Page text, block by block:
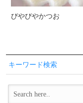
びやびやかつお
キーワード検索